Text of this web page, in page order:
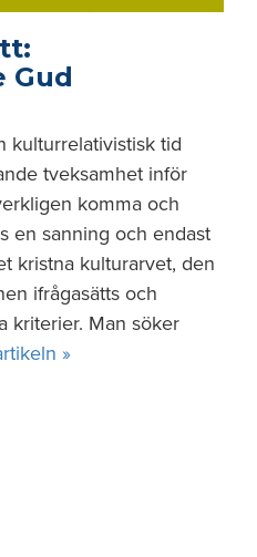
Gud
kulturrelativistisk tid
tveksamhet inför
komma och
en sanning och endast
kristna kulturarvet, den
ifrågasätts och
kriterier. Man söker
»